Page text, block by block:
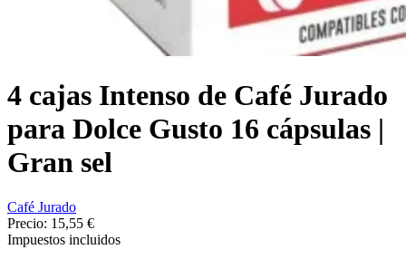
4 cajas Intenso de Café Jurado
para Dolce Gusto 16 cápsulas |
Gran sel
Café Jurado
Precio: 15,55 €
Impuestos incluidos